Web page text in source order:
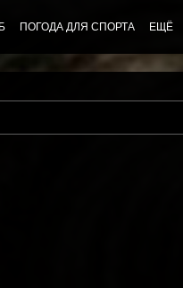
ПОГОДА ДЛЯ СПОРТА ЕЩЁ